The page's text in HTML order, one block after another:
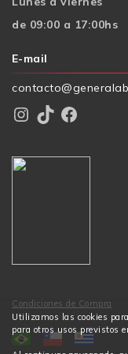
Utilizamos las cookies
para otros usos previstos
de 09:00 a 17:00hs
E-mail
Instagram TikTok Facebook
Condiciones de Compra